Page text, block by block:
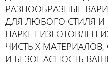
РАЗНООБРАЗНЫЕ
ДЛЯ ЛЮБОГО СТИЛЯ
ПАРКЕТ ИЗГОТОВЛЕН
ЧИСТЫХ
И БЕЗОПАСНОСТЬ